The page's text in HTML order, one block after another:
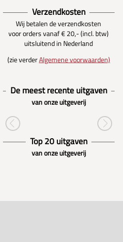
Verzendkosten
Wij betalen de verzendkosten
voor orders vanaf € 20,- (incl. btw)
uitsluitend in Nederland
(zie verderAlgemene voorwaarden)
De meest recente uitgaven
van onze uitgeverij
Top 20 uitgaven
van onze uitgeverij